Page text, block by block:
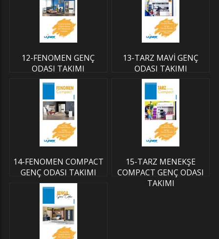
12-FENOMEN GENÇ
ODASI TAKIMI
13-TARZ MAVİ GENÇ
ODASI TAKIMI
14-FENOMEN COMPACT
GENÇ ODASI TAKIMI
15-TARZ MENEKŞE
COMPACT GENÇ ODASI
TAKIMI